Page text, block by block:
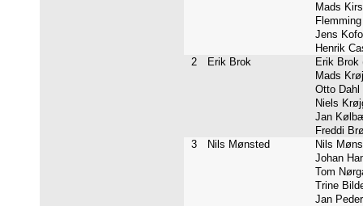
Mads
Jens
Henrik
2
Erik Brok
Erik Brok
Mads
Otto Dahl
Niels
Jan
Freddi
3
Nils Mønsted
Nils
Johan
Tom
Trine
Jan